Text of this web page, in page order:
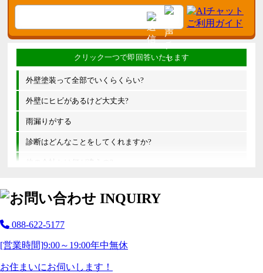
外壁塗装って全部でいくらくらい?
外壁にヒビがあるけど大丈夫?
雨漏りがする
診断はどんなことをしてくれますか?
他の会社とは何が違うの?
088-622-5177
[営業時間]9:00～19:00年中無休
お住まいにお伺いします！